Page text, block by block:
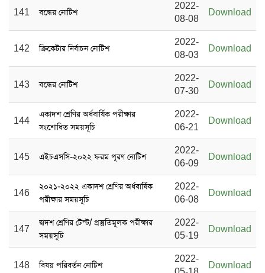
141 বন্ধের নোটিশ
2022-
08-08
Download
142 ক্রিকেটার নির্বাচন নোটিশ
2022-
08-03
Download
143 বন্ধের নোটিশ
2022-
07-30
Download
144
একাদশ শ্রেণির অর্ধবার্ষিক পরীক্ষার
সংশোধিত সময়সূচি
2022-
06-21
Download
145 এইচএসসি-২০২২ ফরম পূরণ নোটিশ
2022-
06-09
Download
146
২০২১-২০২২ একাদশ শ্রেণির অর্ধবার্ষিক
পরীক্ষার সময়সূচি
2022-
06-08
Download
147
দ্বাদশ শ্রেণির টেস্ট/ প্রস্তুতিমূলক পরীক্ষার
সময়সূচি
2022-
05-19
Download
148 বিষয় পরিবর্তন নোটিশ
2022-
Download